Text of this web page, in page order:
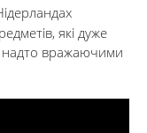
які дуже
надто вражаючими